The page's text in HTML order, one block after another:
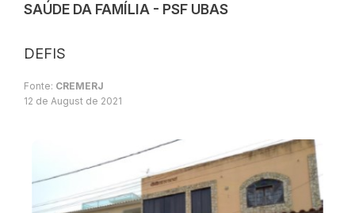
SAÚDE DA FAMÍLIA - PSF UBAS
DEFIS
Fonte: CREMERJ
12 de August de 2021